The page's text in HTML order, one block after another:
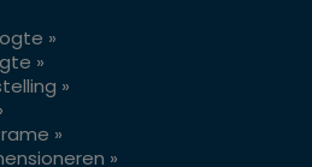
»
»
»
»
»